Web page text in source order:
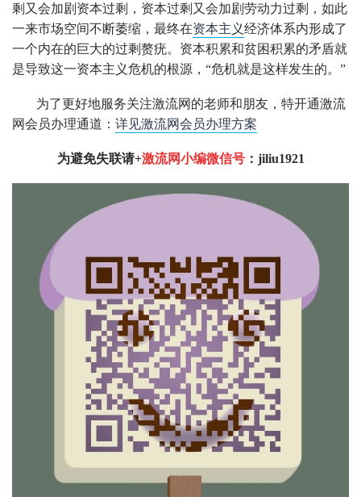
剩又会加剧资本过剩，资本过剩又会加剧劳动力过剩，如此
一来市场空间不断萎缩，最终在资本主义经济体系内形成了
一个内在的巨大的过剩赘疣。资本积累和贫困积累的矛盾就
是导致这一资本主义危机的根源，“危机就是这样发生的。”
为了更好地服务关注激流网的老师和朋友，特开通激流
网会员办理通道 ： 详见激流网会员办理方案
为避免失联请+激流网小编微信号： jiliu1921